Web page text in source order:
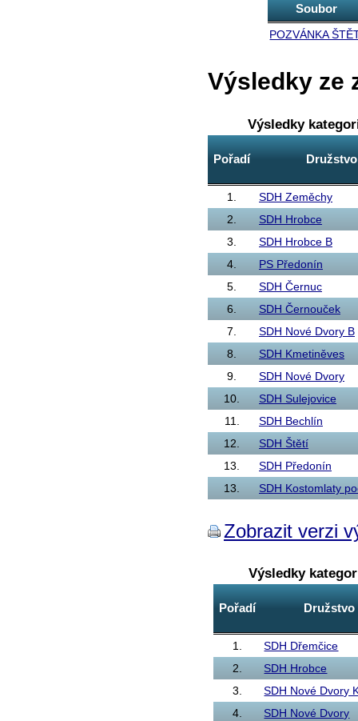
Soubor
POZVÁNKA
Výsledky ze
Výsledky
Pořadí Družstvo
1.
SDH Zeměchy
2.
SDH Hrobce
3.
SDH Hrobce B
4.
PS Předonín
5.
SDH Černuc
6.
SDH Černouček
7.
SDH Nové Dvory B
8.
SDH Kmetiněves
9.
SDH Nové Dvory
10.
SDH Sulejovice
11.
SDH Bechlín
12.
SDH Štětí
13.
SDH Předonín
13.
SDH Kostomlaty
Zobrazit verzi
Výsledky
Pořadí Družstvo
1.
SDH Dřemčice
2.
SDH Hrobce
3.
SDH Nové Dvory
4.
SDH Nové Dvory